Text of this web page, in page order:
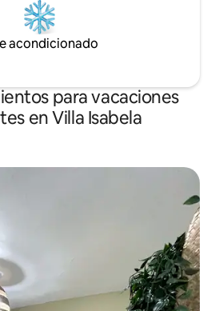
acondicionado
para vacaciones
en Villa Isabela